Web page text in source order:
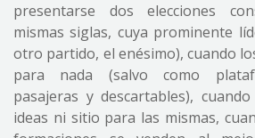
presentarse dos elecciones
mismas siglas, cuya prominente
otro partido, el enésimo), cuando
para nada (salvo como
pasajeras y descartables),
ideas ni sitio para las mismas,